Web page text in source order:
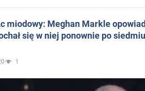
miodowy: Meghan Markle
się w niej ponownie po
1